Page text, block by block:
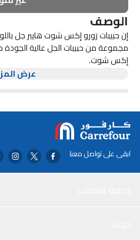
الوصف
مجموعة من حبيبات الجل عالية
إكس شوت.
هذه الكريات مصنوعة من مادة
يضيف اللون الأصفر لمسة حيوية إلى
واستمتع بمتعة لا نهاية لها مع حبيبات
عرض
ابقى على تواصل معنا